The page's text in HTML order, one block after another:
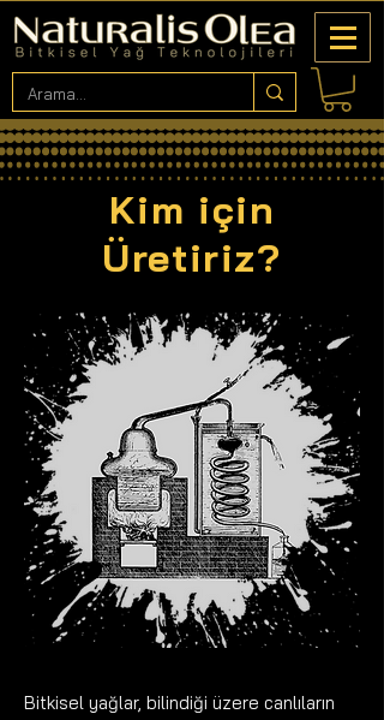
Kim için
Üretiriz?
Bitkisel yağlar, bilindiği üzere canlıların